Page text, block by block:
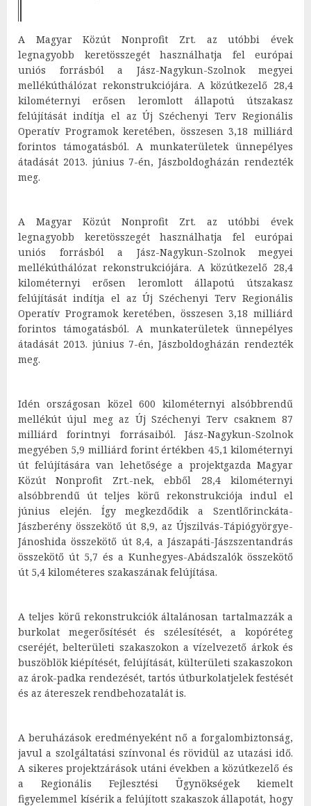
A Magyar Közút Nonprofit Zrt. az utóbbi évek
legnagyobb keretösszegét használhatja fel európai
uniós forrásból a Jász-Nagykun-Szolnok megyei
mellékúthálózat rekonstrukciójára. A közútkezelő 28,4
kilométernyi erősen leromlott állapotú útszakasz
felújítását indítja el az Új Széchenyi Terv Regionális
Operatív Programok keretében, összesen 3,18 milliárd
forintos támogatásból. A munkaterületek ünnepélyes
átadását 2013. június 7-én, Jászboldogházán rendezték
meg.
A Magyar Közút Nonprofit Zrt. az utóbbi évek
legnagyobb keretösszegét használhatja fel európai
uniós forrásból a Jász-Nagykun-Szolnok megyei
mellékúthálózat rekonstrukciójára. A közútkezelő 28,4
kilométernyi erősen leromlott állapotú útszakasz
felújítását indítja el az Új Széchenyi Terv Regionális
Operatív Programok keretében, összesen 3,18 milliárd
forintos támogatásból. A munkaterületek ünnepélyes
átadását 2013. június 7-én, Jászboldogházán rendezték
meg.
Idén országosan közel 600 kilométernyi alsóbbrendű
mellékút újul meg az Új Széchenyi Terv csaknem 87
milliárd forintnyi forrásaiból. Jász-Nagykun-Szolnok
megyében 5,9 milliárd forint értékben 45,1 kilométernyi
út felújítására van lehetősége a projektgazda Magyar
Közút Nonprofit Zrt.-nek, ebből 28,4 kilométernyi
alsóbbrendű út teljes körű rekonstrukciója indul el
június elején. Így megkezdődik a Szentlőrinckáta-
Jászberény összekötő út 8,9, az Újszilvás-Tápiógyörgye-
Jánoshida összekötő út 8,4, a Jászapáti-Jászszentandrás
összekötő út 5,7 és a Kunhegyes-Abádszalók összekötő
út 5,4 kilométeres szakaszának felújítása.
A teljes körű rekonstrukciók általánosan tartalmazzák a
burkolat megerősítését és szélesítését, a kopóréteg
cseréjét, belterületi szakaszokon a vízelvezető árkok és
buszöblök kiépítését, felújítását, külterületi szakaszokon
az árok-padka rendezését, tartós útburkolatjelek festését
és az átereszek rendbehozatalát is.
A beruházások eredményeként nő a forgalombiztonság,
javul a szolgáltatási színvonal és rövidül az utazási idő.
A sikeres projektzárások utáni években a közútkezelő és
a Regionális Fejlesztési Ügynökségek kiemelt
figyelemmel kísérik a felújított szakaszok állapotát, hogy